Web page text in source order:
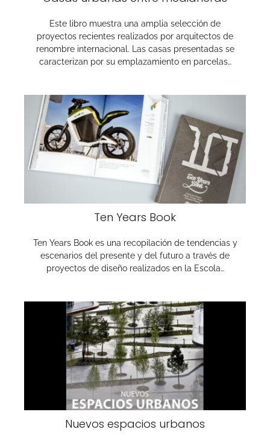
Este libro muestra una amplia selección de
proyectos recientes realizados por arquitectos de
renombre internacional. Las casas presentadas se
caracteri­zan por su emplazamiento en parcelas…
Ten Years Book
Ten Years Book es una recopilación de tendencias y
escenarios del presente y del futuro a través de
proyectos de diseño realizados en la Escola…
Nuevos espacios urbanos